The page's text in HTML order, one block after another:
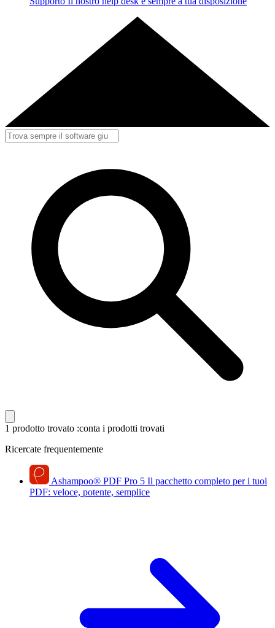
1 prodotto trovato :conta i prodotti trovati
Ricercate frequentemente
Ashampoo® PDF Pro 5 Il pacchetto completo per i tuoi
PDF: veloce, potente, semplice